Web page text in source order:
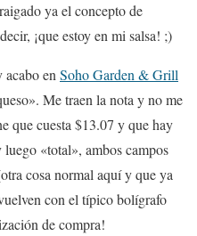
ya el concepto de
¡que estoy en mi salsa! ;)
en Soho Garden & Grill
Me traen la nota y no me
que cuesta $13.07 y que hay
«total», ambos campos
cosa normal aquí y que ya
con el típico bolígrafo
de compra!